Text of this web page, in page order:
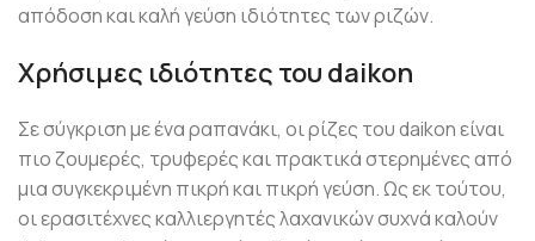
απόδοση και καλή γεύση ιδιότητες των ριζών.
Χρήσιμες ιδιότητες του daikon
Σε σύγκριση με ένα ραπανάκι, οι ρίζες του daikon είναι
πιο ζουμερές, τρυφερές και πρακτικά στερημένες από
μια συγκεκριμένη πικρή και πικρή γεύση. Ως εκ τούτου,
οι ερασιτέχνες καλλιεργητές λαχανικών συχνά καλούν